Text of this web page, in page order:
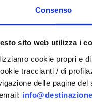
Consenso
sito web utilizza i
cookie propri e
traccianti / di
delle pagine
by certified diving
on the
and sank 25
6,000- square-
like brown